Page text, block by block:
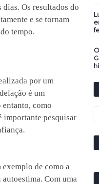
dias. Os resultados do
e se tornam
tempo.
por um
é um
como
importante pesquisar
de como a
Com uma